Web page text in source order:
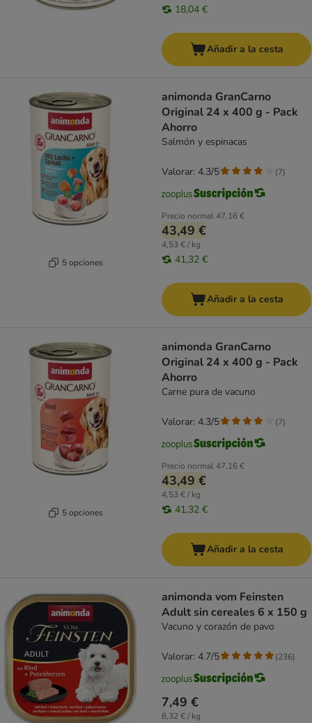
18,04 €
Añadir a la cesta
5 opciones
animonda GranCarno
Original 24 x 400 g - Pack
Ahorro
Salmón y espinacas
Precio normal47,16 €
43,49 €
4,53 € / kg
41,32 €
Valorar: 4.3/5 (7)
Añadir a la cesta
5 opciones
animonda GranCarno
Original 24 x 400 g - Pack
Ahorro
Carne pura de vacuno
Precio normal47,16 €
43,49 €
4,53 € / kg
41,32 €
Valorar: 4.3/5 (7)
Añadir a la cesta
animonda vom Feinsten
Adult sin cereales 6 x 150 g
Vacuno y corazón de pavo
7,49 €
8,32 € / kg
Valorar: 4.7/5 (236)